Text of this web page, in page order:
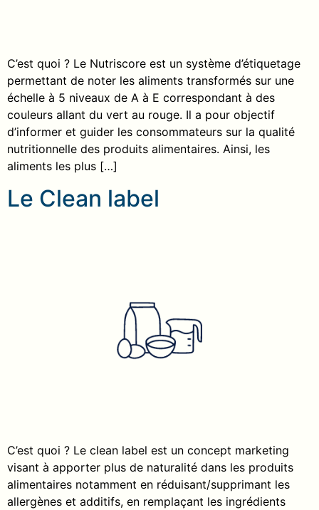
C’est quoi ? Le Nutriscore est un système d’étiquetage
permettant de noter les aliments transformés sur une
échelle à 5 niveaux de A à E correspondant à des
couleurs allant du vert au rouge. Il a pour objectif
d’informer et guider les consommateurs sur la qualité
nutritionnelle des produits alimentaires. Ainsi, les
aliments les plus […]
Le Clean label
C’est quoi ? Le clean label est un concept marketing
visant à apporter plus de naturalité dans les produits
alimentaires notamment en réduisant/supprimant les
allergènes et additifs, en remplaçant les ingrédients